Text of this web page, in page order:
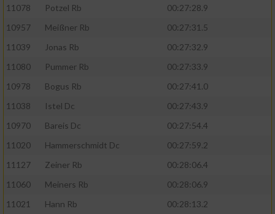
11078
Potzel Rb
00:27:28.9
10957
Meißner Rb
00:27:31.5
11039
Jonas Rb
00:27:32.9
11080
Pummer Rb
00:27:33.9
10978
Bogus Rb
00:27:41.0
11038
Istel Dc
00:27:43.9
10970
Bareis Dc
00:27:54.4
11020
Hammerschmidt Dc
00:27:59.2
11127
Zeiner Rb
00:28:06.4
11060
Meiners Rb
00:28:06.9
11021
Hann Rb
00:28:13.2